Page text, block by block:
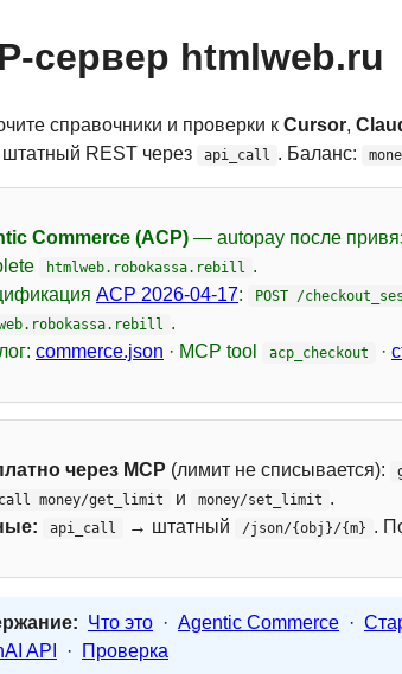
сервер htmlweb.ru
справочники и проверки к Cursor,
штатный REST через api_call . Баланс:
Commerce (ACP) — autopay после
htmlweb.robokassa.rebill .
ACP 2026-04-17: POST /
.
commerce.json · MCP tool acp_checkout ·
через MCP (лимит не списывается):
money/get_limit и money/set_limit .
api_call → штатный /json/{obj}/{m} .
Что это · Agentic Commerce ·
API
· Проверка